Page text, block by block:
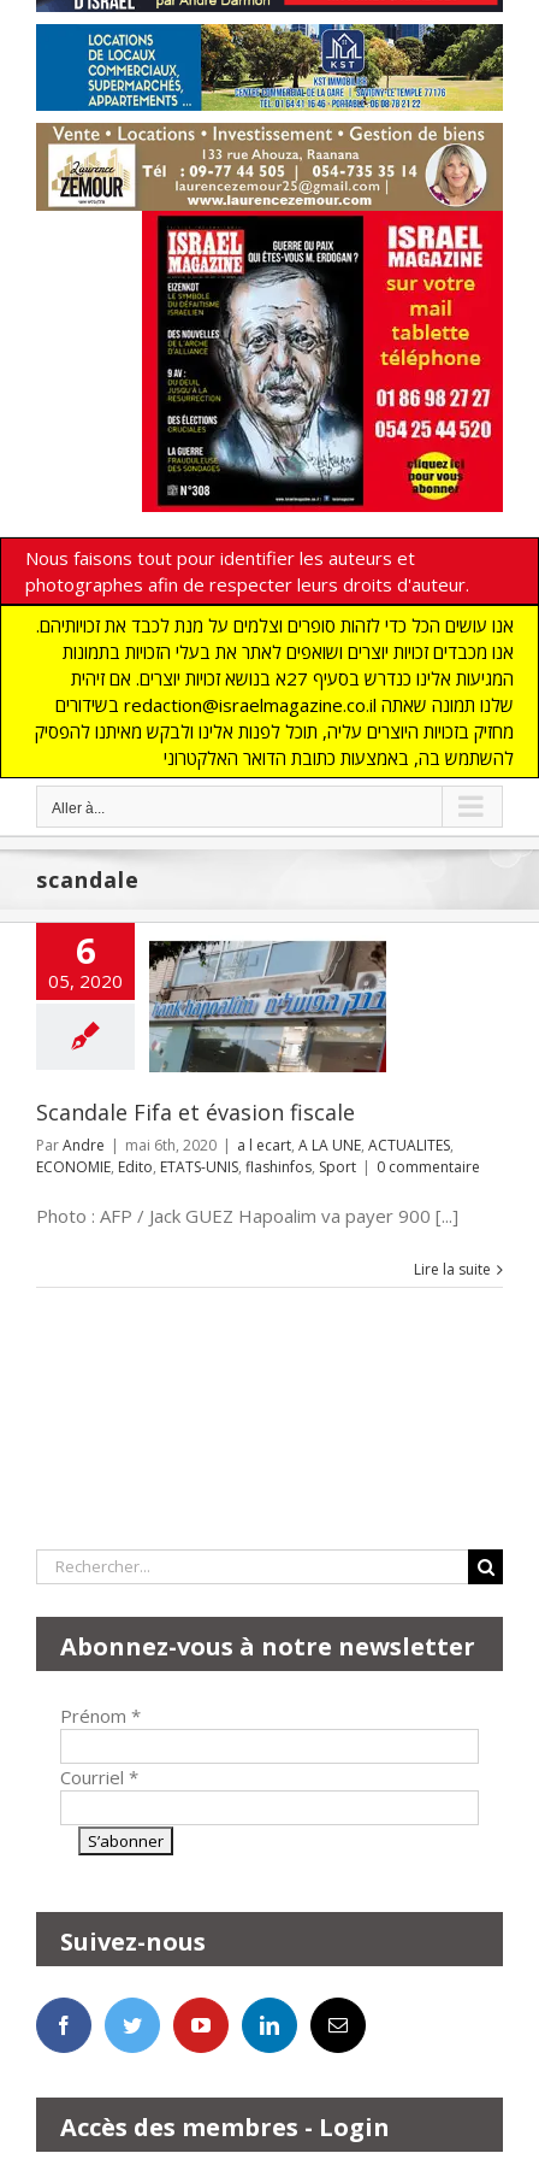
Nous faisons tout pour identifier les auteurs et
photographes afin de respecter leurs droits d'auteur.
אנו עושים הכל כדי לזהות סופרים וצלמים על מנת לכבד את זכויותיהם.
אנו מכבדים זכויות יוצרים ושואפים לאתר את בעלי הזכויות בתמונות
המגיעות אלינו כנדרש בסעיף 27א בנושא זכויות יוצרים. אם זיהית
בשידורים redaction@israelmagazine.co.il שלנו תמונה שאתה
מחזיק בזכויות היוצרים עליה, תוכל לפנות אלינו ולבקש מאיתנו להפסיק
להשתמש בה, באמצעות כתובת הדואר האלקטרוני
Aller à...
scandale
6
05, 2020
Fifa et
fiscale
ECONOMIE
Scandale Fifa et évasion fiscale
ParAndre | mai 6th, 2020 | a l ecart, A LA UNE, ACTUALITES,
ECONOMIE, Edito, ETATS-UNIS, flashinfos, Sport | 0 commentaire
Photo : AFP / Jack GUEZ Hapoalim va payer 900 [...]
Lire la suite
Rechercher:
Abonnez-vous à notre newsletter
Prénom *
Courriel *
Suivez-nous
Accès des membres - Login